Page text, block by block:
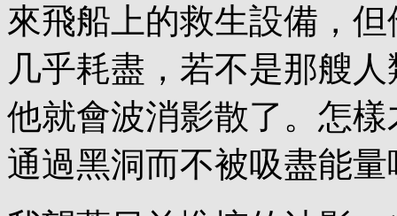
來飛船上的救生設備，
几乎耗盡，若不是那艘
他就會波消影散了。怎
通過黑洞而不被吸盡能量